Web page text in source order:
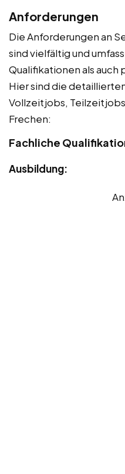
Anforderungen
Die Anforderungen an
sind vielfältig und
Qualifikationen als
Hier sind die
Vollzeitjobs,
Frechen:
Fachliche
Ausbildung: